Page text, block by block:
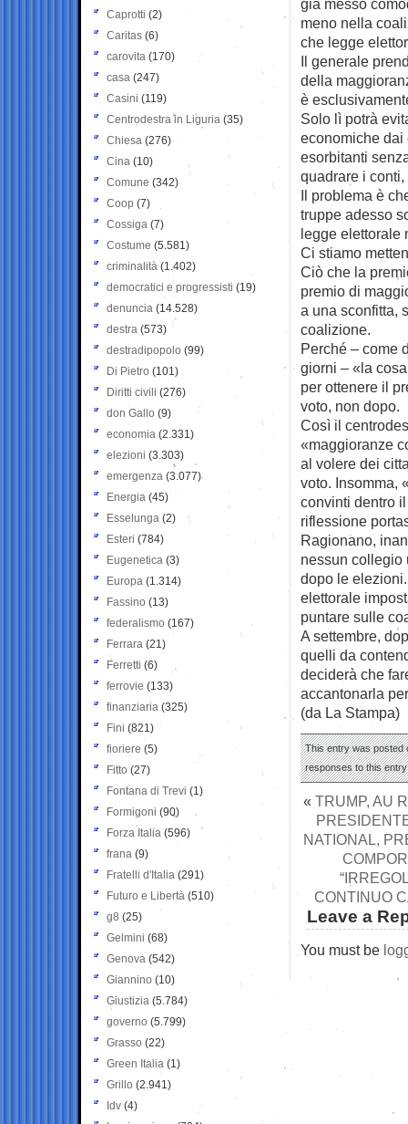
già messo
meno nella
che legge
Il generale
della
è
Solo lì potrà
economiche dai
esorbitanti
quadrare i conti,
Il problema è
truppe adesso
legge elettorale
Ci stiamo
Ciò che la
premio di
a una sconfitta,
coalizione.
Perché – come
giorni – «la
per ottenere il
voto, non dopo.
Così il
«maggioranze
al volere dei
voto. Insomma,
convinti dentro
riflessione
Ragionano,
nessun collegio
dopo le
elettorale
puntare sulle
A settembre,
quelli da
deciderà che
accantonarla
(da La Stampa)
This entry was posted
responses to this
« TRUMP, AU
NATIONAL,
CONTINUO
Leave a
You must be
Caprotti (2)
Caritas (6)
carovita (170)
casa (247)
Casini (119)
Centrodestra in Liguria (35)
Chiesa (276)
Cina (10)
Comune (342)
Coop (7)
Cossiga (7)
Costume (5.581)
criminalità (1.402)
democratici e progressisti (19)
denuncia (14.528)
destra (573)
destradipopolo (99)
Di Pietro (101)
Diritti civili (276)
don Gallo (9)
economia (2.331)
elezioni (3.303)
emergenza (3.077)
Energia (45)
Esselunga (2)
Esteri (784)
Eugenetica (3)
Europa (1.314)
Fassino (13)
federalismo (167)
Ferrara (21)
Ferretti (6)
ferrovie (133)
finanziaria (325)
Fini (821)
fioriere (5)
Fitto (27)
Fontana di Trevi (1)
Formigoni (90)
Forza Italia (596)
frana (9)
Fratelli d'Italia (291)
Futuro e Libertà (510)
g8 (25)
Gelmini (68)
Genova (542)
Giannino (10)
Giustizia (5.784)
governo (5.799)
Grasso (22)
Green Italia (1)
Grillo (2.941)
Idv (4)